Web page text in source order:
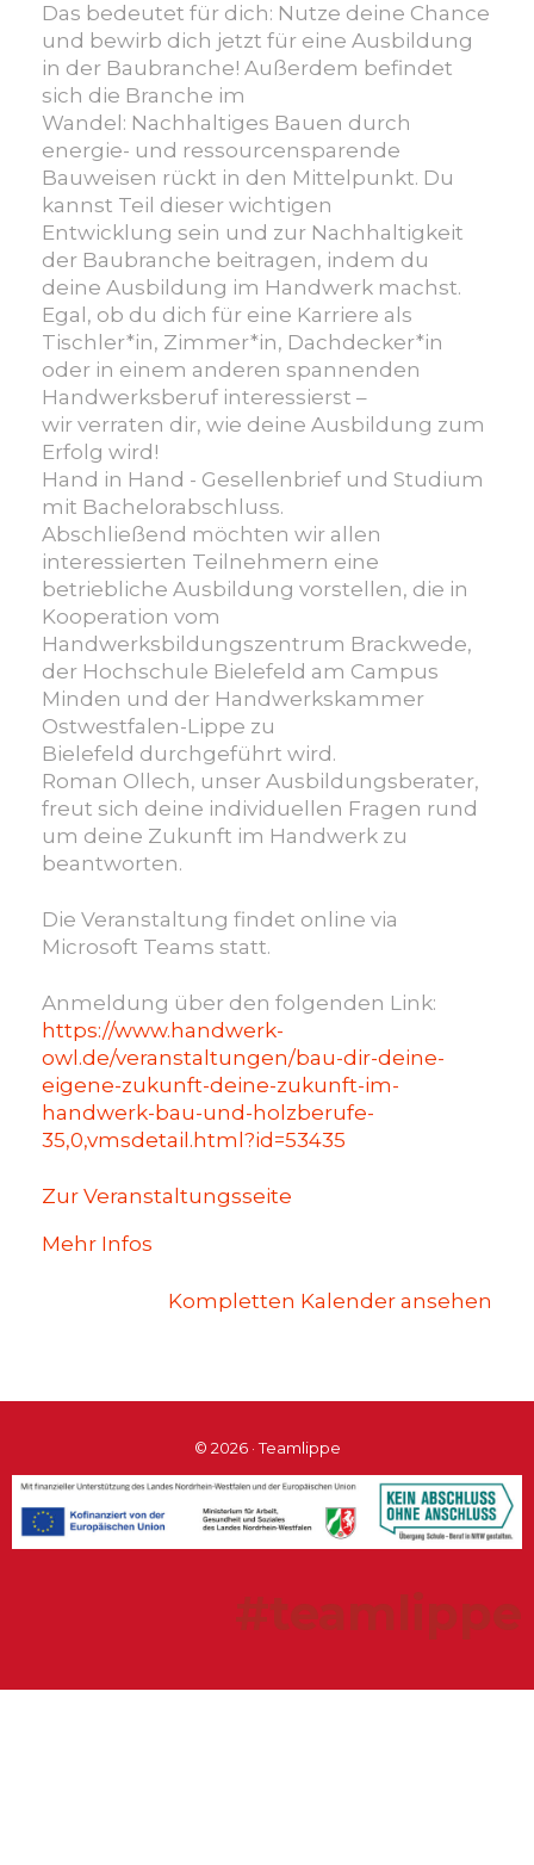
Das bedeutet für dich: Nutze deine Chance
und bewirb dich jetzt für eine Ausbildung
in der Baubranche! Außerdem befindet
sich die Branche im
Wandel: Nachhaltiges Bauen durch
energie- und ressourcensparende
Bauweisen rückt in den Mittelpunkt. Du
kannst Teil dieser wichtigen
Entwicklung sein und zur Nachhaltigkeit
der Baubranche beitragen, indem du
deine Ausbildung im Handwerk machst.
Egal, ob du dich für eine Karriere als
Tischler*in, Zimmer*in, Dachdecker*in
oder in einem anderen spannenden
Handwerksberuf interessierst –
wir verraten dir, wie deine Ausbildung zum
Erfolg wird!
Hand in Hand - Gesellenbrief und Studium
mit Bachelorabschluss.
Abschließend möchten wir allen
interessierten Teilnehmern eine
betriebliche Ausbildung vorstellen, die in
Kooperation vom
Handwerksbildungszentrum Brackwede,
der Hochschule Bielefeld am Campus
Minden und der Handwerkskammer
Ostwestfalen-Lippe zu
Bielefeld durchgeführt wird.
Roman Ollech, unser Ausbildungsberater,
freut sich deine individuellen Fragen rund
um deine Zukunft im Handwerk zu
beantworten.
Die Veranstaltung findet online via
Microsoft Teams statt.
Anmeldung über den folgenden Link:
https://www.handwerk-
owl.de/veranstaltungen/bau-dir-deine-
eigene-zukunft-deine-zukunft-im-
handwerk-bau-und-holzberufe-
35,0,vmsdetail.html?id=53435
Zur Veranstaltungsseite
Mehr Infos
Kompletten Kalender ansehen
© 2026 · Teamlippe
#teamlippe